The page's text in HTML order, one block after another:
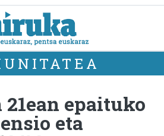
epaituko
eta